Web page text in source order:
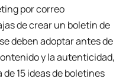
por correo
de crear un boletín de
deben adoptar antes de
y la autenticidad,
15 ideas de boletines